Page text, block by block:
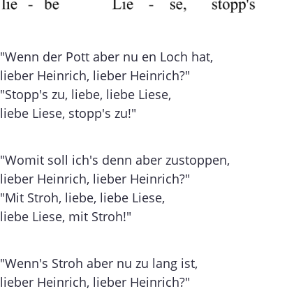
"Wenn der Pott aber nu en Loch hat,
lieber Heinrich, lieber Heinrich?"
"Stopp's zu, liebe, liebe Liese,
liebe Liese, stopp's zu!"
"Womit soll ich's denn aber zustoppen,
lieber Heinrich, lieber Heinrich?"
"Mit Stroh, liebe, liebe Liese,
liebe Liese, mit Stroh!"
"Wenn's Stroh aber nu zu lang ist,
lieber Heinrich, lieber Heinrich?"